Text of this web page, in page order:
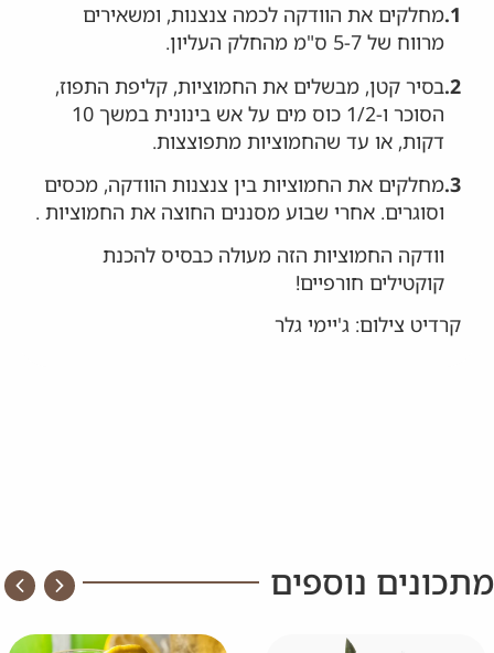
1. מחלקים את הוודקה לכמה צנצנות, ומשאירים
מרווח של 5-7 ס"מ מהחלק העליון.
2. בסיר קטן, מבשלים את החמוציות, קליפת התפוז,
הסוכר ו-1/2 כוס מים על אש בינונית במשך 10
דקות, או עד שהחמוציות מתפוצצות.
3. מחלקים את החמוציות בין צנצנות הוודקה, מכסים
וסוגרים. אחרי שבוע מסננים החוצה את החמוציות .
וודקה החמוציות הזה מעולה כבסיס להכנת
קוקטילים חורפיים!
קרדיט צילום: ג'יימי גלר
מתכונים נוספים